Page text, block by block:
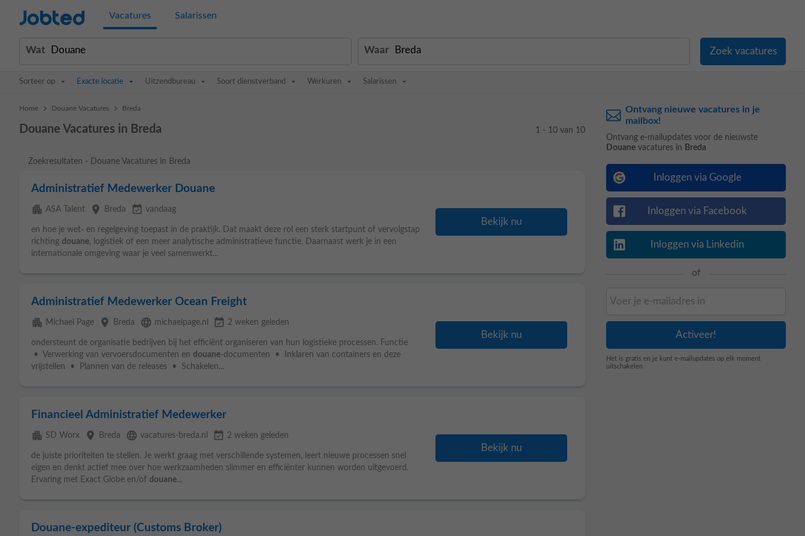
Jobted Vacatures Salarissen
Wat Waar
Sorteer op Exacte locatie Uitzendbureau Soort dienstverband Werkuren Salarissen
Home > Douane Vacatures > Breda
Douane Vacatures in Breda 1 - 10 van 10
Zoekresultaten - Douane Vacatures in Breda
Administratief Medewerker Douane
apartment ASA Talent place Breda event_available vandaag
en hoe je wet- en regelgeving toepast in de praktijk. Dat maakt deze rol een sterk startpunt of vervolgstap
richting douane, logistiek of een meer analytische administratieve functie. Daarnaast werk je in een
internationale omgeving waar je veel samenwerkt...
Bekijk nu
Administratief Medewerker Ocean Freight
apartment Michael Page place Breda language michaelpage.nl event_available 2 weken geleden
ondersteunt de organisatie bedrijven bij het efficiënt organiseren van hun logistieke processen. Functie
• Verwerking van vervoersdocumenten en douane-documenten • Inklaren van containers en deze
vrijstellen • Plannen van de releases • Schakelen...
Bekijk nu
Financieel Administratief Medewerker
apartment SD Worx place Breda language vacatures-breda.nl event_available 2 weken geleden
de juiste prioriteiten te stellen. Je werkt graag met verschillende systemen, leert nieuwe processen snel
eigen en denkt actief mee over hoe werkzaamheden slimmer en efficiënter kunnen worden uitgevoerd.
Ervaring met Exact Globe en/of douane...
Bekijk nu
Douane-expediteur (Customs Broker)
Ontvang nieuwe vacatures in je
mailbox!
Ontvang e-mailupdates voor de nieuwste
Douane vacatures in Breda
Inloggen via Google
Inloggen via Facebook
Inloggen via Linkedin
of
Het is gratis en je kunt e-mailupdates op elk moment
uitschakelen